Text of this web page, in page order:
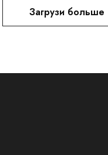
Загрузи больше